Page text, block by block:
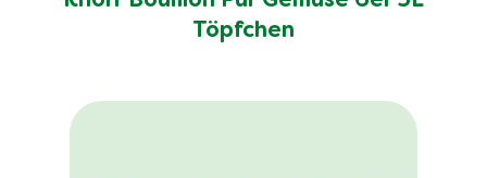
Töpfchen